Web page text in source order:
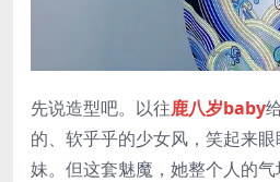
先说造型吧。以往鹿八岁baby
的、软乎乎的少女风，笑起来
妹。但这套魅魔，她整个人的